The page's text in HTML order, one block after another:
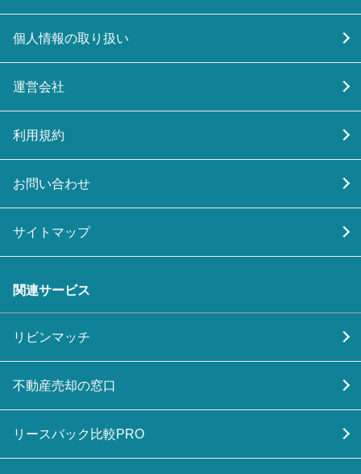
個人情報の取り扱い
運営会社
利用規約
お問い合わせ
サイトマップ
関連サービス
リビンマッチ
不動産売却の窓口
リースバック比較PRO